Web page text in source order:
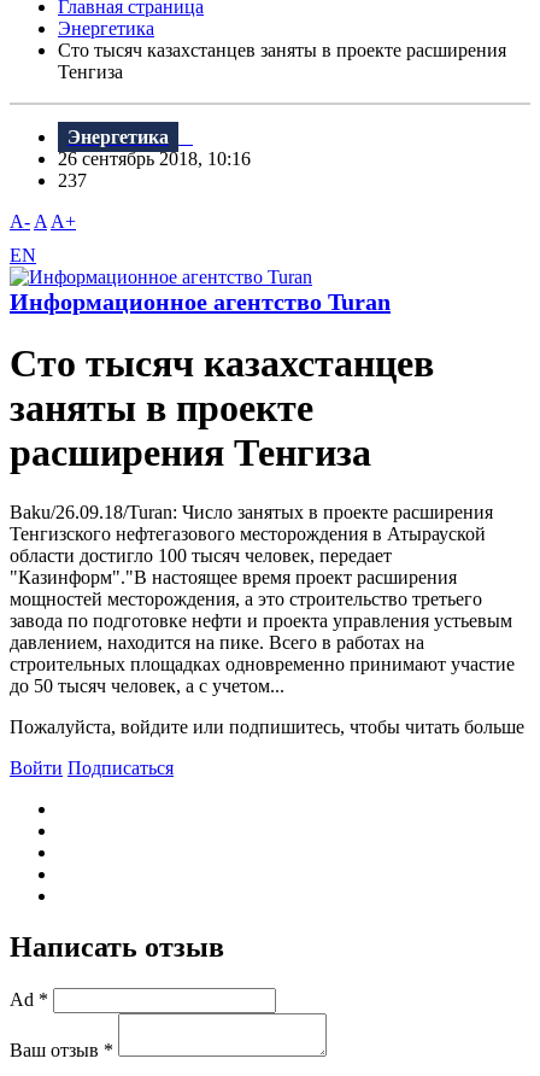
Главная страница
Энергетика
Сто тысяч казахстанцев заняты в проекте расширения
Тенгиза
Энергетика
26 сентябрь 2018, 10:16
237
A- A A+
EN
Информационное агентство Turan
Сто тысяч казахстанцев
заняты в проекте
расширения Тенгиза
Baku/26.09.18/Turan: Число занятых в проекте расширения
Тенгизского нефтегазового месторождения в Атырауской
области достигло 100 тысяч человек, передает
"Казинформ"."B настоящее время проект расширения
мощностей месторождения, а это строительство третьего
завода по подготовке нефти и проекта управления устьевым
давлением, находится на пике. Bсего в работах на
строительных площадках одновременно принимают участие
до 50 тысяч человек, а с учетом...
Пожалуйста, войдите или подпишитесь, чтобы читать больше
Войти Подписаться
Написать отзыв
Ad *
Ваш отзыв *